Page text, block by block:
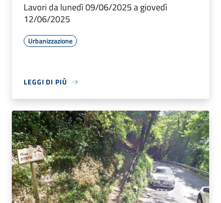
Lavori da lunedì 09/06/2025 a giovedì
12/06/2025
Urbanizzazione
LEGGI DI PIÙ